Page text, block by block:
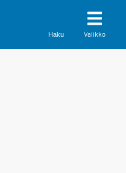
Haku Valikko